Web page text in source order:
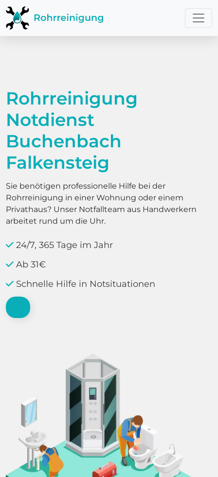
Rohrreinigung
Notdienst
Buchenbach
Falkensteig
Sie benötigen professionelle Hilfe bei der
Rohrreinigung in einer Wohnung oder einem
Privathaus? Unser Notfallteam aus Handwerkern
arbeitet rund um die Uhr.
24/7, 365 Tage im Jahr
Ab 31€
Schnelle Hilfe in Notsituationen